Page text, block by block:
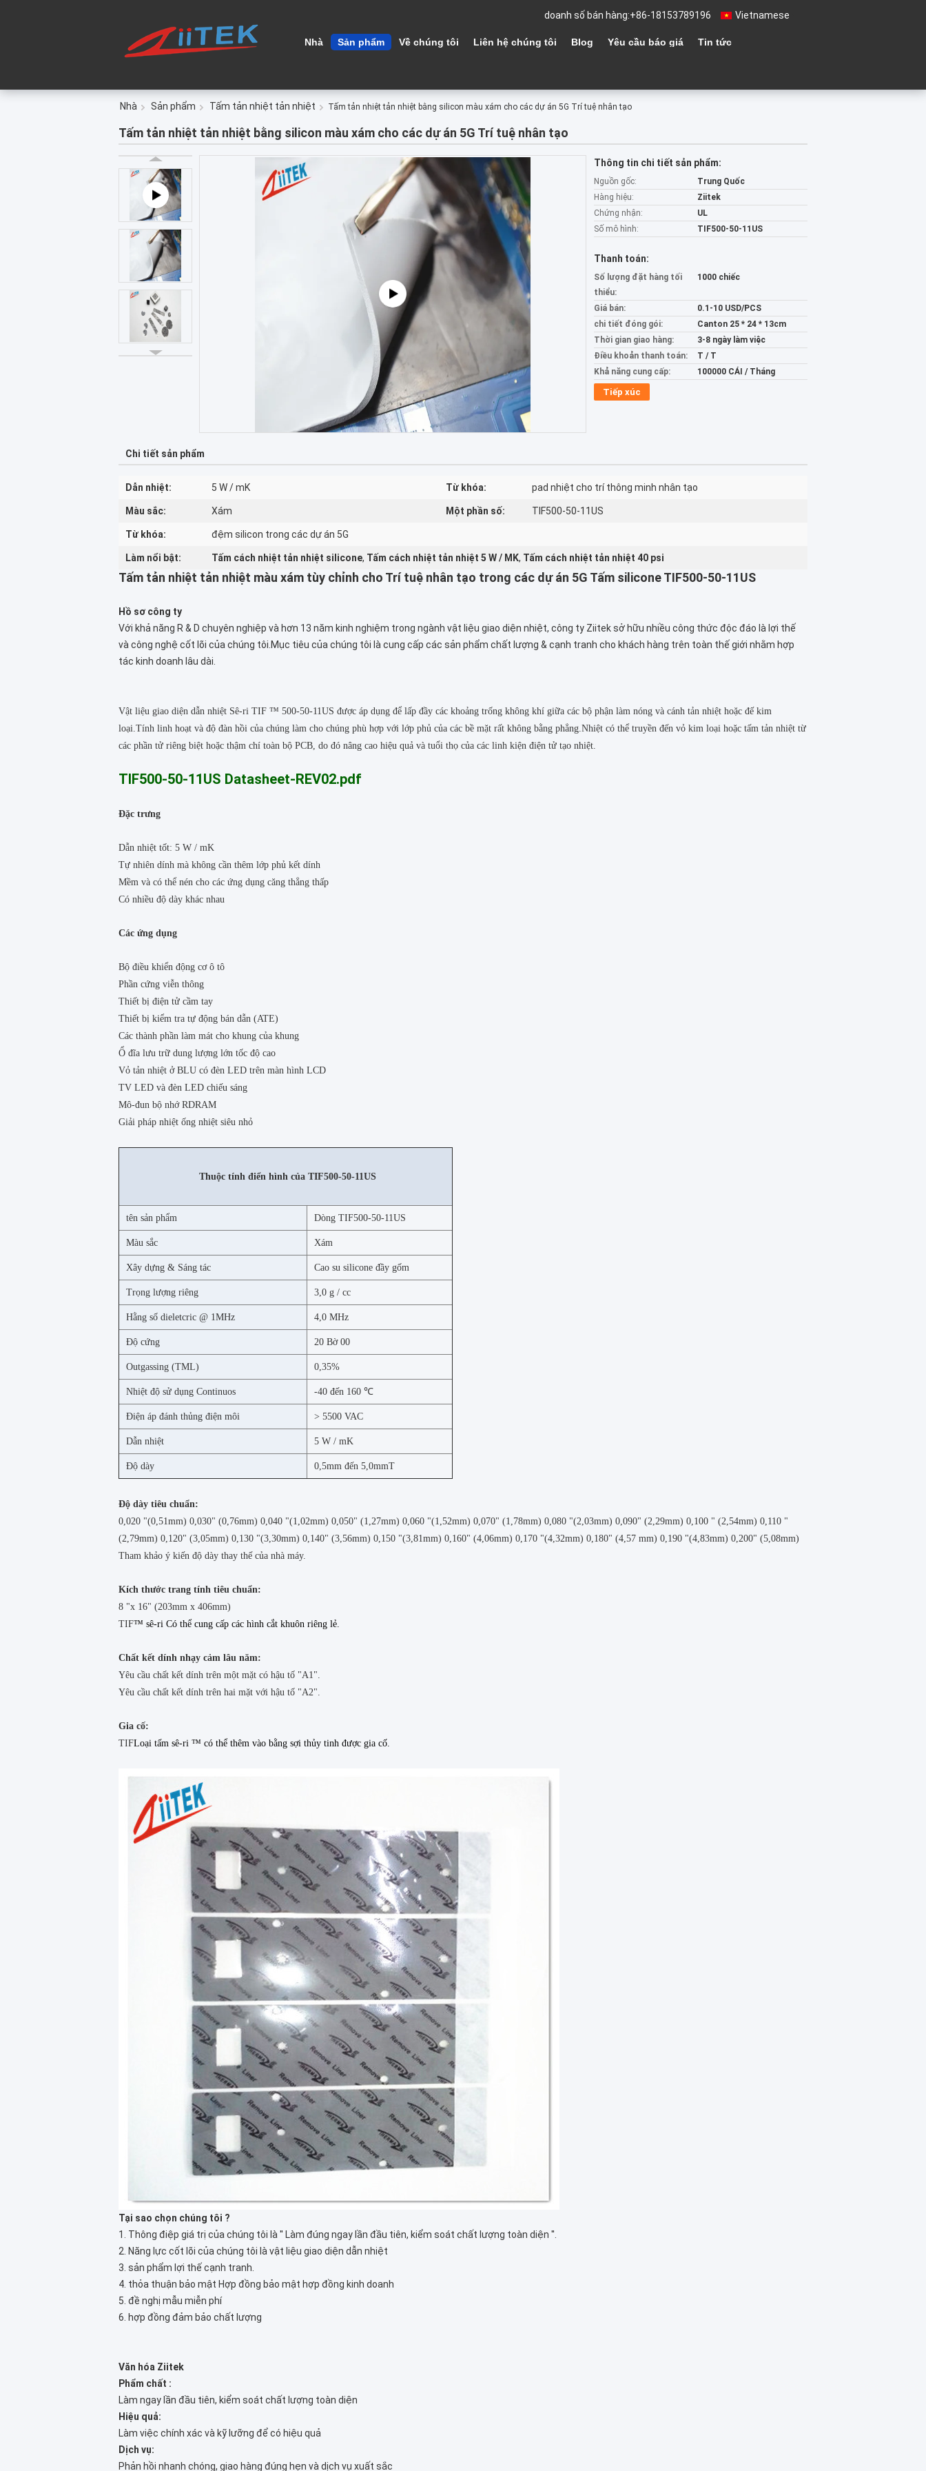
Vietnamese
doanh số bán hàng:+86-18153789196
Nhà Sản phẩm Về chúng tôi Liên hệ chúng tôi Blog Yêu cầu báo giá Tin tức
Nhà Sản phẩm Tấm tản nhiệt tản nhiệt Tấm tản nhiệt tản nhiệt bằng silicon màu xám cho các dự án 5G Trí tuệ nhân tạo
Tấm tản nhiệt tản nhiệt bằng silicon màu xám cho các dự án 5G Trí tuệ nhân tạo
Thông tin chi tiết sản phẩm:
Nguồn gốc:
Trung Quốc
Hàng hiệu:
Ziitek
Chứng nhận:
UL
Số mô hình:
TIF500-50-11US
Thanh toán:
Số lượng đặt hàng tối
thiểu:
1000 chiếc
Giá bán:
0.1-10 USD/PCS
chi tiết đóng gói:
Canton 25 * 24 * 13cm
Thời gian giao hàng:
3-8 ngày làm việc
Điều khoản thanh toán:
T / T
Khả năng cung cấp:
100000 CÁI / Tháng
Tiếp xúc
Chi tiết sản phẩm
Dẫn nhiệt: 5 W / mK Từ khóa: pad nhiệt cho trí thông minh nhân tạo
Màu sắc: Xám Một phần số: TIF500-50-11US
Từ khóa: đệm silicon trong các dự án 5G
Làm nổi bật: Tấm cách nhiệt tản nhiệt silicone, Tấm cách nhiệt tản nhiệt 5 W / MK, Tấm cách nhiệt tản nhiệt 40 psi
Tấm tản nhiệt tản nhiệt màu xám tùy chỉnh cho Trí tuệ nhân tạo trong các dự án 5G Tấm silicone TIF500-50-11US
Hồ sơ công ty
Với khả năng R & D chuyên nghiệp và hơn 13 năm kinh nghiệm trong ngành vật liệu giao diện nhiệt, công ty Ziitek sở hữu nhiều công thức độc đáo là lợi thế
và công nghệ cốt lõi của chúng tôi.Mục tiêu của chúng tôi là cung cấp các sản phẩm chất lượng & cạnh tranh cho khách hàng trên toàn thế giới nhằm hợp
tác kinh doanh lâu dài.
Vật liệu giao diện dẫn nhiệt Sê-ri TIF ™ 500-50-11US được áp dụng để lấp đầy các khoảng trống không khí giữa các bộ phận làm nóng và cánh tản nhiệt hoặc đế kim
loại.Tính linh hoạt và độ đàn hồi của chúng làm cho chúng phù hợp với lớp phủ của các bề mặt rất không bằng phẳng.Nhiệt có thể truyền đến vỏ kim loại hoặc tấm tản nhiệt từ
các phần tử riêng biệt hoặc thậm chí toàn bộ PCB, do đó nâng cao hiệu quả và tuổi thọ của các linh kiện điện tử tạo nhiệt.
TIF500-50-11US Datasheet-REV02.pdf
Đặc trưng
Dẫn nhiệt tốt: 5 W / mK
Tự nhiên dính mà không cần thêm lớp phủ kết dính
Mềm và có thể nén cho các ứng dụng căng thẳng thấp
Có nhiều độ dày khác nhau
Các ứng dụng
Bộ điều khiển động cơ ô tô
Phần cứng viễn thông
Thiết bị điện tử cầm tay
Thiết bị kiểm tra tự động bán dẫn (ATE)
Các thành phần làm mát cho khung của khung
Ổ đĩa lưu trữ dung lượng lớn tốc độ cao
Vỏ tản nhiệt ở BLU có đèn LED trên màn hình LCD
TV LED và đèn LED chiếu sáng
Mô-đun bộ nhớ RDRAM
Giải pháp nhiệt ống nhiệt siêu nhỏ
Thuộc tính điển hình của TIF500-50-11US
tên sản phẩm Dòng TIF500-50-11US
Màu sắc Xám
Xây dựng & Sáng tác Cao su silicone đầy gốm
Trọng lượng riêng 3,0 g / cc
Hằng số dieletcric @ 1MHz 4,0 MHz
Độ cứng 20 Bờ 00
Outgassing (TML) 0,35%
Nhiệt độ sử dụng Continuos -40 đến 160 ℃
Điện áp đánh thủng điện môi > 5500 VAC
Dẫn nhiệt 5 W / mK
Độ dày 0,5mm đến 5,0mmT
Độ dày tiêu chuẩn:
0,020 "(0,51mm) 0,030" (0,76mm) 0,040 "(1,02mm) 0,050" (1,27mm) 0,060 "(1,52mm) 0,070" (1,78mm) 0,080 "(2,03mm) 0,090" (2,29mm) 0,100 " (2,54mm) 0,110 "
(2,79mm) 0,120" (3,05mm) 0,130 "(3,30mm) 0,140" (3,56mm) 0,150 "(3,81mm) 0,160" (4,06mm) 0,170 "(4,32mm) 0,180" (4,57 mm) 0,190 "(4,83mm) 0,200" (5,08mm)
Tham khảo ý kiến ​​độ dày thay thế của nhà máy.
Kích thước trang tính tiêu chuẩn:
8 "x 16" (203mm x 406mm)
TIF™ sê-ri Có thể cung cấp các hình cắt khuôn riêng lẻ.
Chất kết dính nhạy cảm lâu năm:
Yêu cầu chất kết dính trên một mặt có hậu tố "A1".
Yêu cầu chất kết dính trên hai mặt với hậu tố "A2".
Gia cố:
TIFLoại tấm sê-ri ™ có thể thêm vào bằng sợi thủy tinh được gia cố.
Tại sao chọn chúng tôi ?
1. Thông điệp giá trị của chúng tôi là '' Làm đúng ngay lần đầu tiên, kiểm soát chất lượng toàn diện ''.
2. Năng lực cốt lõi của chúng tôi là vật liệu giao diện dẫn nhiệt
3. sản phẩm lợi thế cạnh tranh.
4. thỏa thuận bảo mật Hợp đồng bảo mật hợp đồng kinh doanh
5. đề nghị mẫu miễn phí
6. hợp đồng đảm bảo chất lượng
Văn hóa Ziitek
Phẩm chất :
Làm ngay lần đầu tiên, kiểm soát chất lượng toàn diện
Hiệu quả:
Làm việc chính xác và kỹ lưỡng để có hiệu quả
Dịch vụ:
Phản hồi nhanh chóng, giao hàng đúng hẹn và dịch vụ xuất sắc